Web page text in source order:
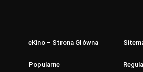
eKino – Strona Główna
Popularne